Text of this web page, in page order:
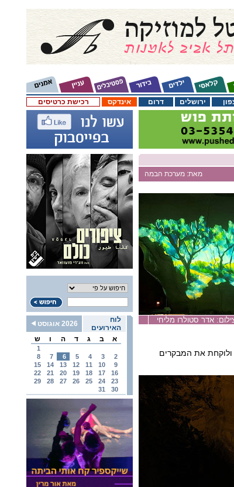
רכישת כרטיסים אינדקס דרום ירושלים
לוח
האירועים
2026 אוגוסט
א
ב ג ד ה ו ש
1
2
3
4
5
6
7
8
9
10
11
12
13
14
15
16
17
18
19
20
21
22
23
24
25
26
27
28
29
30
31
מאת: מערכת הבמה
אדר סטולרו מליחי
ולוקחת את המבקרים